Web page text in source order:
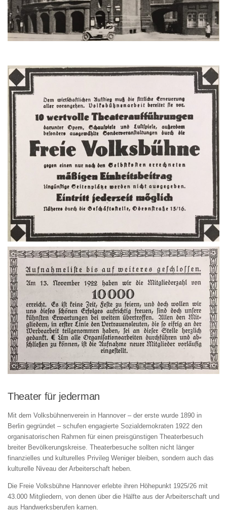
Theater für jederman
Mit dem Volksbühnenverein in Hannover – der erste wurde 1890 in
Berlin gegründet – schufen engagierte Sozialdemokraten 1922 den
organisatorischen Rahmen für einen preisgünstigen Theaterbesuch
breiter Bevölkerungskreise. Theaterbesuche sollten nicht länger
finanzielles und kulturelles Privileg Weniger bleiben, sondern auch das
kulturelle Niveau der Arbeiterschaft heben.
Die Freie Volksbühne Hannover erlebte ihren Höhepunkt 1925/26 mit
43.000 Mitgliedern, von denen über die Hälfte aus der Arbeiterschaft und
aus Handwerksberufen kamen.